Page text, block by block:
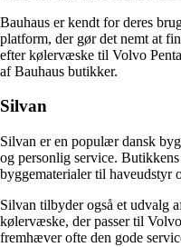
Bauhaus er kendt for deres
platform, der gør det nemt at
efter kølervæske til Volvo
af Bauhaus butikker.
Silvan
Silvan er en populær dansk
og personlig service.
byggematerialer til haveudstyr
Silvan tilbyder også et udvalg
kølervæske, der passer til
fremhæver ofte den gode